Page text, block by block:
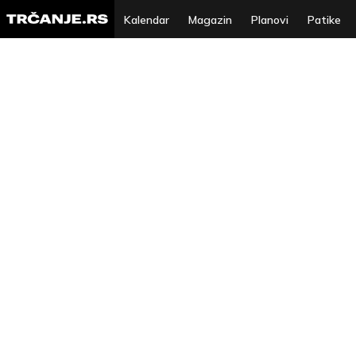
Kalendar Magazin Planovi Patike